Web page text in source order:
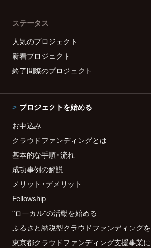
ステータス
人気のプロジェクト
新着プロジェクト
終了間際のプロジェクト
プロジェクトを始める
お申込み
クラウドファンディングとは
基本的な手順・流れ
成功事例の解説
メリット・デメリット
Fellowship
"ローカル"の活動を始める
ふるさと納税型クラウドファンディング
東京都クラウドファンディング支援事業